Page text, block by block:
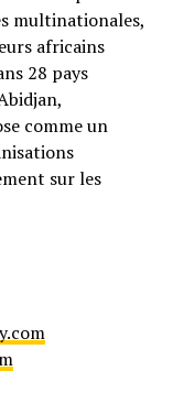
multinationales,
africains
28 pays
comme un
sur les